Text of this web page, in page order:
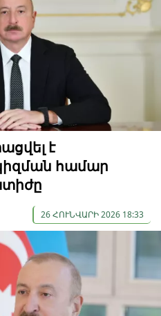
է
համար
26 ՀՈՒՆՎԱՐԻ 2026 18:33